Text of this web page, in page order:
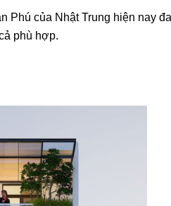
Phú của Nhật Trung hiện nay
phù hợp.